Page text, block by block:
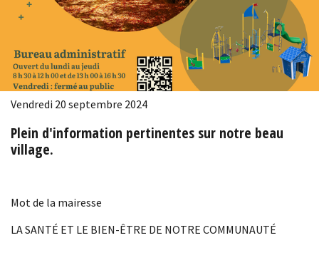
Vendredi 20 septembre 2024
Plein d'information pertinentes sur notre beau
village.
Mot de la mairesse
LA SANTÉ ET LE BIEN-ÊTRE DE NOTRE COMMUNAUTÉ